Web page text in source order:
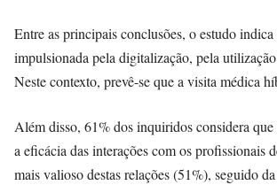
Entre as principais conclusões, o estudo
impulsionada pela digitalização, pela
Neste contexto, prevê-se que a visita médica
Além disso, 61% dos inquiridos considera
a eficácia das interações com os profissionais
mais valioso destas relações (51%), seguido